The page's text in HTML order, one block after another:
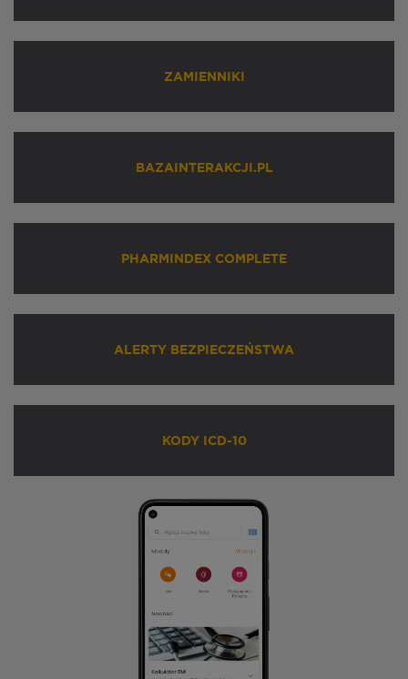
ZAMIENNIKI
BAZAINTERAKCJI.PL
PHARMINDEX COMPLETE
ALERTY BEZPIECZEŃSTWA
KODY ICD-10